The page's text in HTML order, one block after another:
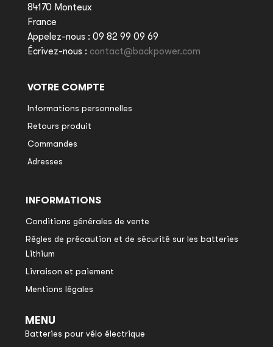
84170 Monteux
France
Appelez-nous : 09 82 99 09 69
Écrivez-nous : contact@backpower.com
VOTRE COMPTE
Informations personnelles
Retours produit
Commandes
Adresses
INFORMATIONS
Conditions générales de vente
Règles de précaution et de sécurité sur les batteries
Lithium
Livraison et paiement
Mentions légales
MENU
Batteries pour vélo électrique